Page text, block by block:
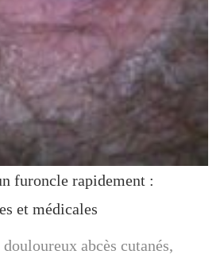
furoncle rapidement :
et médicales
abcès cutanés,